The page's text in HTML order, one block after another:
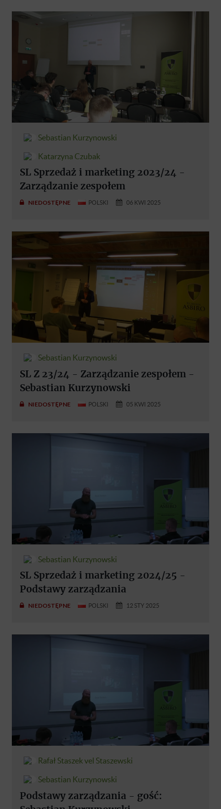
Sebastian Kurzynowski
Katarzyna Czubak
SL Sprzedaż i marketing 2023/24 -
Zarządzanie zespołem
NIEDOSTĘPNE POLSKI 06 KWI 2025
Sebastian Kurzynowski
SL Z 23/24 - Zarządzanie zespołem -
Sebastian Kurzynowski
NIEDOSTĘPNE POLSKI 05 KWI 2025
Sebastian Kurzynowski
SL Sprzedaż i marketing 2024/25 -
Podstawy zarządzania
NIEDOSTĘPNE POLSKI 12 STY 2025
Rafał Staszek vel Staszewski
Sebastian Kurzynowski
Podstawy zarządzania - gość: